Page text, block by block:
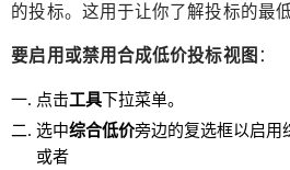
的投标。这用于让你了解投标的最
要启用或禁用合成低价投标视图 ：
点击工具下拉菜单。
选中综合低价旁边的复选框以启用
或者